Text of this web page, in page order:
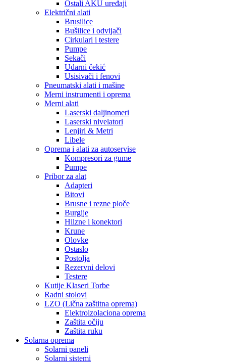
Ostali AKU uređaji
Električni alati
Brusilice
Bušilice i odvijači
Cirkulari i testere
Pumpe
Sekači
Udarni čekić
Usisivači i fenovi
Pneumatski alati i mašine
Merni instrumenti i oprema
Merni alati
Laserski daljinomeri
Laserski nivelatori
Lenjiri & Metri
Libele
Oprema i alati za autoservise
Kompresori za gume
Pumpe
Pribor za alat
Adapteri
Bitovi
Brusne i rezne ploče
Burgije
Hilzne i konektori
Krune
Olovke
Ostaslo
Postolja
Rezervni delovi
Testere
Kutije Klaseri Torbe
Radni stolovi
LZO (Lična zaštitna oprema)
Elektroizolaciona oprema
Zaštita očiju
Zaštita ruku
Solarna oprema
Solarni paneli
Solarni sistemi